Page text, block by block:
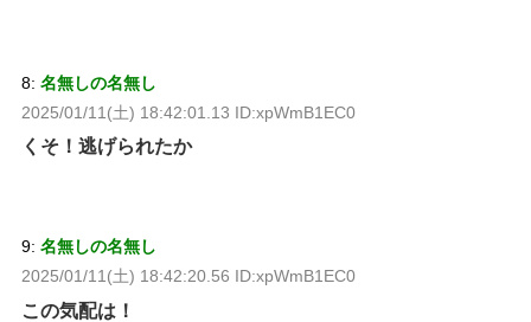
8: 名無しの名無し
2025/01/11(土) 18:42:01.13 ID:xpWmB1EC0
くそ！逃げられたか
9: 名無しの名無し
2025/01/11(土) 18:42:20.56 ID:xpWmB1EC0
この気配は！